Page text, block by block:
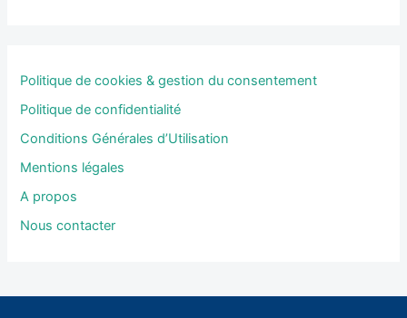
Politique de cookies & gestion du consentement
Politique de confidentialité
Conditions Générales d’Utilisation
Mentions légales
A propos
Nous contacter